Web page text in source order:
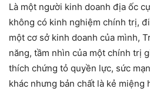
Là một người kinh doanh địa ốc
không có kinh nghiệm chính trị,
một cơ sở kinh doanh của mình,
năng, tầm nhìn của một chính trị
thích chứng tỏ quyền lực, sức
khác nhưng bản chất là kẻ miệng